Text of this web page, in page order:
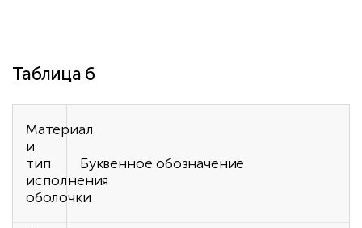
Таблица 6
Материал
и
тип
исполнения
оболочки
Буквенное обозначение